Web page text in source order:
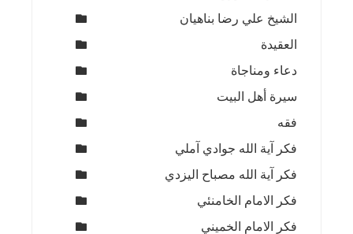
الشيخ علي رضا بناهيان
العقيدة
دعاء ومناجاة
سيرة أهل البيت
فقه
فكر آية الله جوادي آملي
فكر آية الله مصباح اليزدي
فكر الامام الخامنئي
فكر الامام الخميني